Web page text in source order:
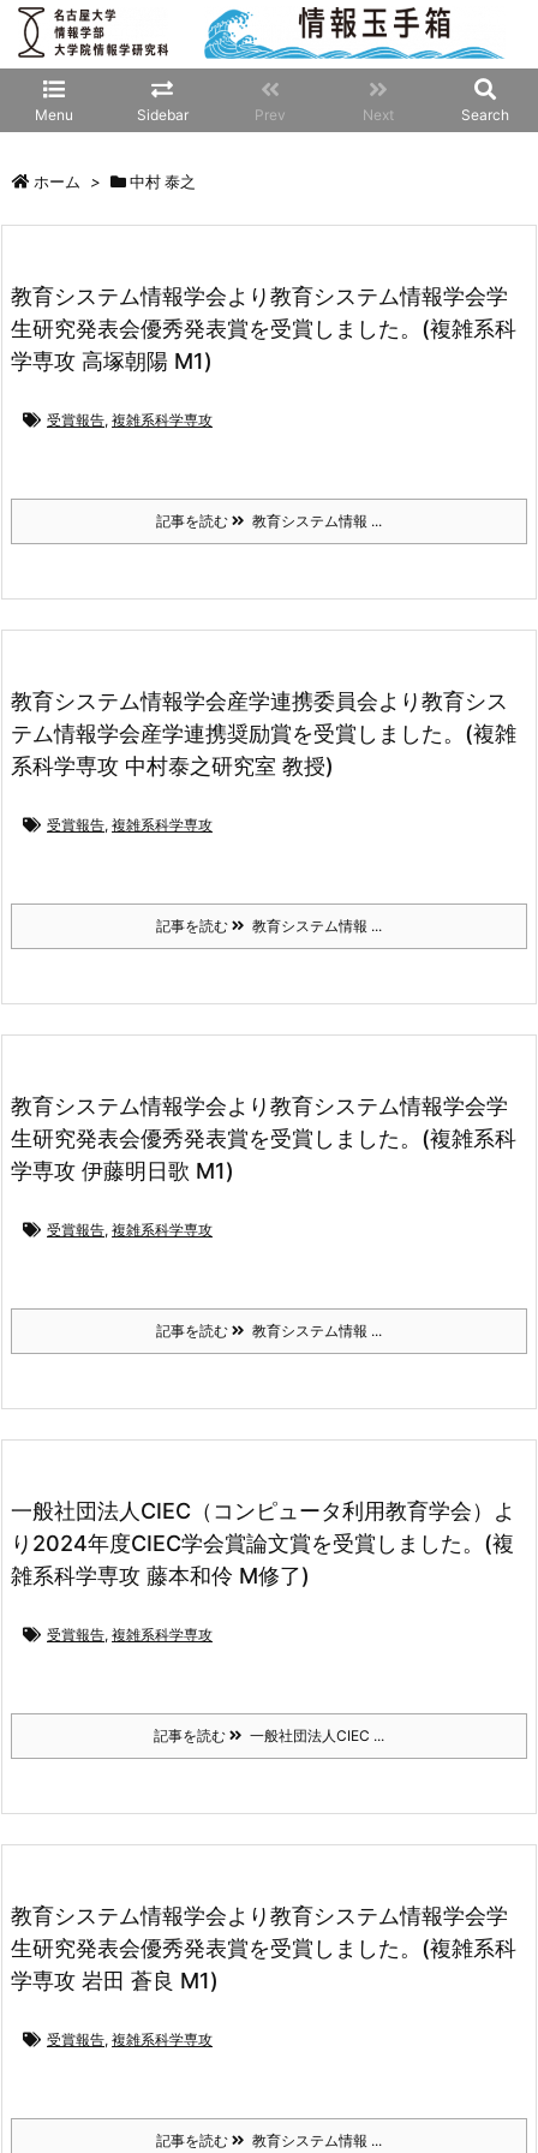
Menu Sidebar Prev Next Search
ホーム > 中村 泰之
教育システム情報学会より教育システム情報学会学
生研究発表会優秀発表賞を受賞しました。(複雑系科
学専攻 高塚朝陽 M1)
受賞報告, 複雑系科学専攻
記事を読む 教育システム情報 ...
教育システム情報学会産学連携委員会より教育シス
テム情報学会産学連携奨励賞を受賞しました。(複雑
系科学専攻 中村泰之研究室 教授)
受賞報告, 複雑系科学専攻
記事を読む 教育システム情報 ...
教育システム情報学会より教育システム情報学会学
生研究発表会優秀発表賞を受賞しました。(複雑系科
学専攻 伊藤明日歌 M1)
受賞報告, 複雑系科学専攻
記事を読む 教育システム情報 ...
一般社団法人CIEC（コンピュータ利用教育学会）よ
り2024年度CIEC学会賞論文賞を受賞しました。(複
雑系科学専攻 藤本和伶 M修了)
受賞報告, 複雑系科学専攻
記事を読む 一般社団法人CIEC ...
教育システム情報学会より教育システム情報学会学
生研究発表会優秀発表賞を受賞しました。(複雑系科
学専攻 岩田 蒼良 M1)
受賞報告, 複雑系科学専攻
記事を読む 教育システム情報 ...